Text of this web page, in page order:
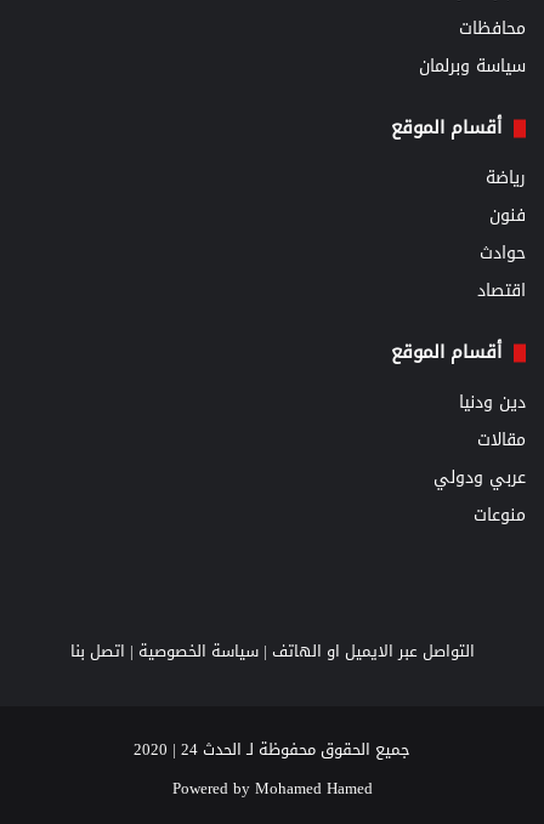
محافظات
سياسة وبرلمان
أقسام الموقع
رياضة
فنون
حوادث
اقتصاد
أقسام الموقع
دين ودنيا
مقالات
عربي ودولي
منوعات
التواصل عبر الايميل او الهاتف |سياسة الخصوصية | اتصل بنا
جميع الحقوق محفوظة لـ الحدث 24 | 2020
Powered byMohamed Hamed